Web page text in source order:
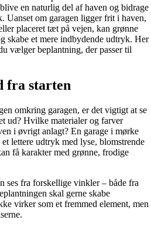
en naturlig del af haven og bidrage
Uanset om garagen ligger frit i haven,
placeret tæt på vejen, kan grønne
skabe et mere indbydende udtryk. Her
vælger beplantning, der passer til
fra starten
omkring garagen, er det vigtigt at se
ud? Hvilke materialer og farver
i øvrigt anlagt? En garage i mørke
lettere udtryk med lyse, blomstrende
få karakter med grønne, frodige
ses fra forskellige vinkler – både fra
skal gerne skabe
virker som et fremmed element, men